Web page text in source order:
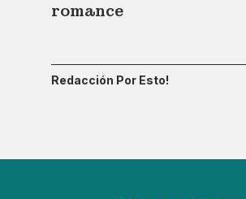
romance
Redacción Por Esto!